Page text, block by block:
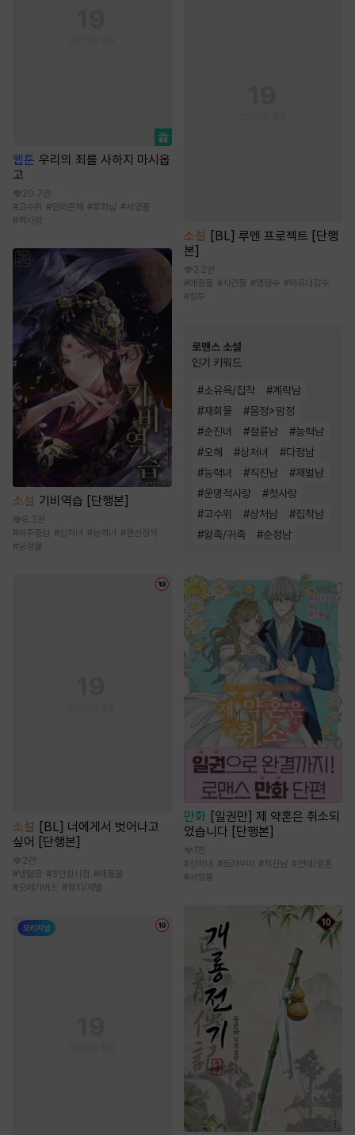
웹툰 우리의 죄를 사하지 마시옵
고
20.7만
#고수위 #인외존재 #후회남 #서양풍
#짝사랑
소설 기비역습 [단행본]
8.3천
#여주중심 #상처녀 #능력녀 #권선징악
#궁정물
소설 [BL] 너에게서 벗어나고
싶어 [단행본]
2만
#냉혈공 #3인칭시점 #애절물
#오메가버스 #정치/재벌
소설 [BL] 루멘 프로젝트 [단행
본]
2.2만
#애절물 #사건물 #명랑수 #외유내강수
#질투
로맨스 소설
인기 키워드
#소유욕/집착 #계략남
#재회물 #몸정>맘정
#순진녀 #절륜남 #능력남
#오해 #상처녀 #다정남
#능력녀 #직진남 #재벌남
#운명적사랑 #첫사랑
#고수위 #상처남 #집착남
#왕족/귀족 #순정남
만화 [일권만] 제 약혼은 취소되
었습니다 [단행본]
1천
#상처녀 #트라우마 #직진남 #연애/결혼
#서양풍